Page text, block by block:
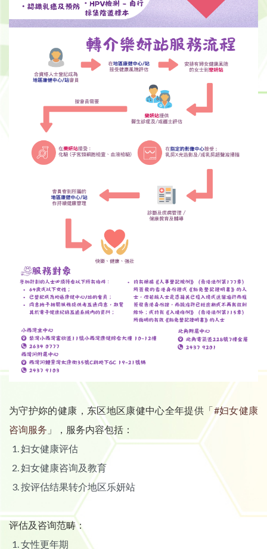
为守护妳的健康，东区地区康健中心全年提供「#妇女健康
咨询服务 」，服务内容包括：
妇女健康评估
妇女健康咨询及教育
按评估结果转介地区乐妍站
评估及咨询范畴：
女性更年期